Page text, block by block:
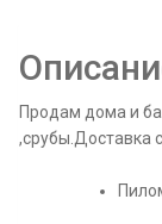
Продам дома и
,срубы.Доставка